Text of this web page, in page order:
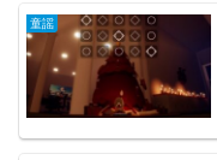
童謡